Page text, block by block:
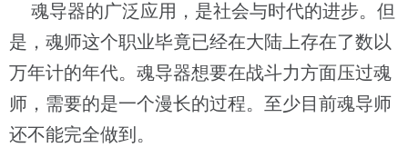
魂导器的广泛应用，是社会与时代的进步。但
是，魂师这个职业毕竟已经在大陆上存在了数以
万年计的年代。魂导器想要在战斗力方面压过魂
师，需要的是一个漫长的过程。至少目前魂导师
还不能完全做到。